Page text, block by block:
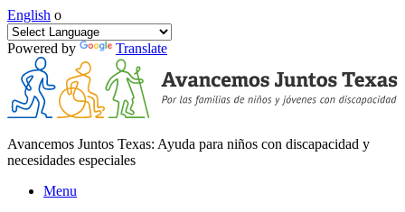
English o
Powered by Translate
Avancemos Juntos Texas: Ayuda para niños con discapacidad y
necesidades especiales
Menu